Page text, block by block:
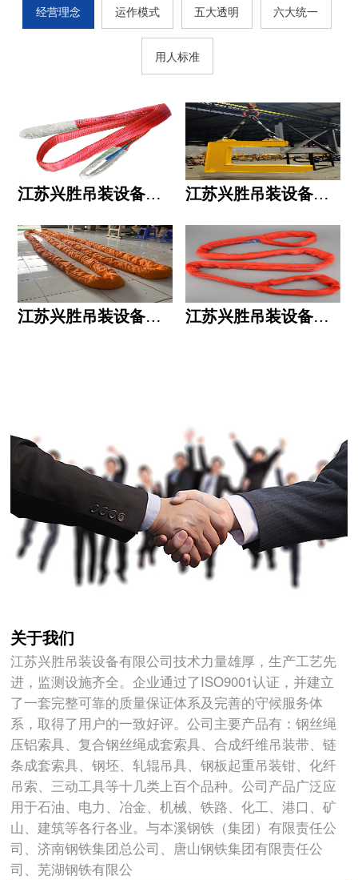
经营理念 运作模式 五大透明 六大统一
用人标准
江苏兴胜吊装设备有限公司的用人标准 江苏兴胜吊装设备有限公司的六大统一
江苏兴胜吊装设备有限公司五大透明 江苏兴胜吊装设备有限公司运作模式
关于我们
江苏兴胜吊装设备有限公司技术力量雄厚，生产工艺先
进，监测设施齐全。企业通过了ISO9001认证，并建立
了一套完整可靠的质量保证体系及完善的守候服务体
系，取得了用户的一致好评。公司主要产品有：钢丝绳
压铝索具、复合钢丝绳成套索具、合成纤维吊装带、链
条成套索具、钢坯、轧辊吊具、钢板起重吊装钳、化纤
吊索、三动工具等十几类上百个品种。公司产品广泛应
用于石油、电力、冶金、机械、铁路、化工、港口、矿
山、建筑等各行各业。与本溪钢铁（集团）有限责任公
司、济南钢铁集团总公司、唐山钢铁集团有限责任公
司、芜湖钢铁有限公